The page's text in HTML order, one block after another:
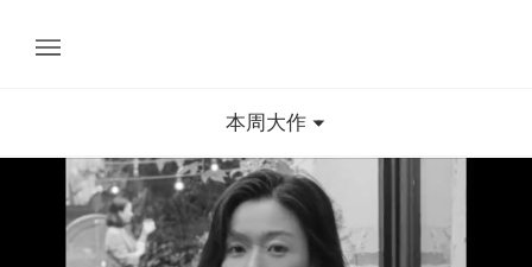
本周大作